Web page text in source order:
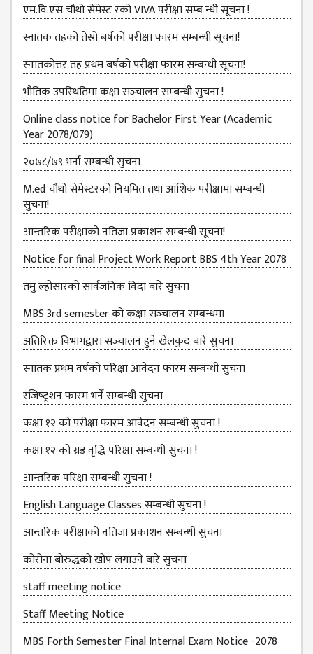
MANAGEMENT
(MBS)
MBS FIRST
SEMESTERS
MBS SECOND
SEMESTERS
MBS THIRD
SEMESTERS
MBS FOURTH
SEMESTERS
DOWNLOAD
PROJECTED FOR
STUDENTS
CLASS ROUTINE
EXAM ROUTINE
ADMISSION
FORMS
EXAMINATION
FORMS
QUESTIONNAIRE
SCHOLARSHIP
GUIDELINES
OTHERS FORM
DETAILS
KMC OFFICIAL
REPORTS
ENROLLMENT
TREND
ANALYSES
KMC
एम.वि.एस चौथो सेमेस्ट रको VIVA परीक्षा सम्ब न्धी सूचना !
स्नातक तहको तेस्रो बर्षको परीक्षा फारम सम्बन्‍धी सूचना!
स्‍नातकोत्तर तह प्रथम बर्षको परीक्षा फारम सम्बन्‍धी सूचना!
भौतिक उपस्‍थितिमा कक्षा सञ्‍चालन सम्‍बन्‍धी सुचना !
Online class notice for Bachelor First Year (Academic
Year 2078/079)
२०७८/७९ भर्ना सम्बन्धी सुचना
M.ed चौथो सेमेस्टरको नियमित तथा आंशिक परीक्षामा सम्बन्धी
सुचना!
आन्‍तरिक परीक्षाको नतिजा प्रकाशन सम्‍बन्धी सूचना!
Notice for final Project Work Report BBS 4th Year 2078
तमु ल्होसारको सार्वजनिक विदा बारे सुचना
MBS 3rd semester को कक्षा सञ्‍चालन सम्बन्धमा
अतिरिक्त विभागद्वारा सञ्‍चालन हुने खेलकुद बारे सुचना
स्नातक प्रथम वर्षको परिक्षा आवेदन फारम सम्बन्धी सुचना
रजिष्‍ट्रशन फारम भर्ने सम्बन्धी सुचना
कक्षा १२ को परीक्षा फारम आवेदन सम्बन्धी सुचना !
कक्षा १२ को ग्रड वृद्धि परिक्षा सम्बन्धी सुचना !
आन्तरिक परिक्षा सम्बन्धी सुचना !
English Language Classes सम्बन्धी सुचना !
आन्तरिक परीक्षाको नतिजा प्रकाशन सम्बन्धी सुचना
कोरोना बोरुद्धको खोप लगाउने बारे सुचना
staff meeting notice
Staff Meeting Notice
MBS Forth Semester Final Internal Exam Notice -2078